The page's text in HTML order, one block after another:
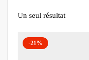
Un seul résultat
-21%